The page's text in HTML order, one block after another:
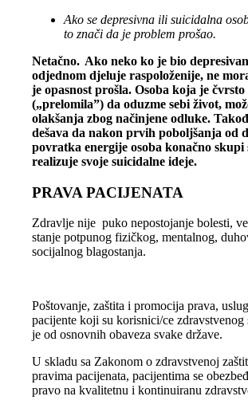
Ako se depresivna ili suicidalna
to znači da je problem prošao.
Netačno. Ako neko ko je bio
odjednom djeluje raspoloženije, ne
je opasnost prošla. Osoba koja je
(„prelomila”) da oduzme sebi život,
olakšanja zbog načinjene odluke.
dešava da nakon prvih poboljšanja od
povratka energije osoba konačno skupi
realizuje svoje suicidalne ideje.
PRAVA PACIJENATA
Zdravlje nije puko nepostojanje bolesti,
stanje potpunog fizičkog, mentalnog,
socijalnog blagostanja.
Poštovanje, zaštita i promocija prava,
pacijente koji su korisnici/ce zdravstvenog
je od osnovnih obaveza svake države.
U skladu sa Zakonom o zdravstvenoj
pravima pacijenata, pacijentima se
pravo na kvalitetnu i kontinuiranu